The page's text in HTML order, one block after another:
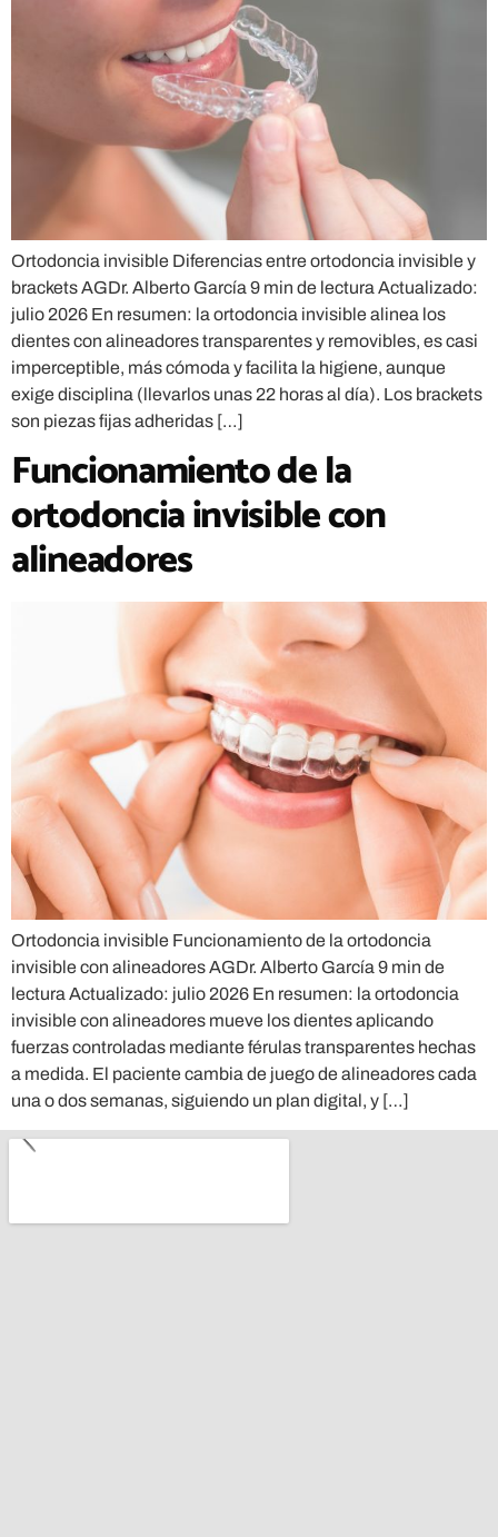
Ortodoncia invisible Diferencias entre ortodoncia invisible y
brackets AGDr. Alberto García 9 min de lectura Actualizado:
julio 2026 En resumen: la ortodoncia invisible alinea los
dientes con alineadores transparentes y removibles, es casi
imperceptible, más cómoda y facilita la higiene, aunque
exige disciplina (llevarlos unas 22 horas al día). Los brackets
son piezas fijas adheridas […]
Funcionamiento de la
ortodoncia invisible con
alineadores
Ortodoncia invisible Funcionamiento de la ortodoncia
invisible con alineadores AGDr. Alberto García 9 min de
lectura Actualizado: julio 2026 En resumen: la ortodoncia
invisible con alineadores mueve los dientes aplicando
fuerzas controladas mediante férulas transparentes hechas
a medida. El paciente cambia de juego de alineadores cada
una o dos semanas, siguiendo un plan digital, y […]